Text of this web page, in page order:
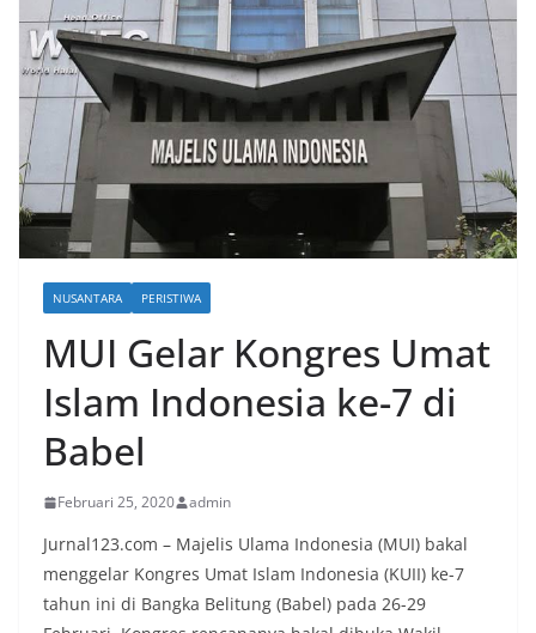
NUSANTARA PERISTIWA
MUI Gelar Kongres Umat
Islam Indonesia ke-7 di
Babel
Februari 25, 2020 admin
Jurnal123.com – Majelis Ulama Indonesia (MUI) bakal
menggelar Kongres Umat Islam Indonesia (KUII) ke-7
tahun ini di Bangka Belitung (Babel) pada 26-29